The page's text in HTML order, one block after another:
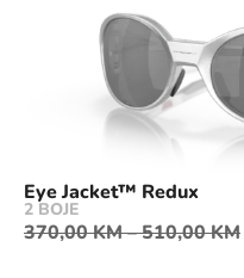
Eye Jacket™ Redux
2 BOJE
370,00KM–510,00KM